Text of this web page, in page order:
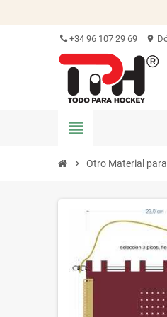
+34 96 107 29 69 location_on
view_headline
chevron_right Otro Material